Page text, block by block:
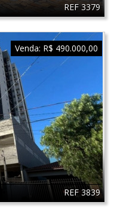
REF 3379
REF 3839
Venda: R$ 490.000,00